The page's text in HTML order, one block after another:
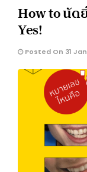
How to นัด
Yes!
Posted On 31